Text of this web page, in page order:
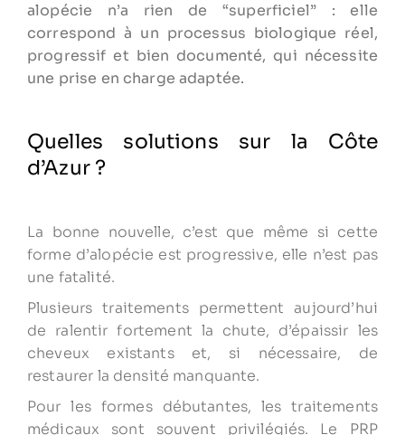
alopécie n’a rien de “superficiel” : elle
correspond à un processus biologique réel,
progressif et bien documenté, qui nécessite
une prise en charge adaptée.
Quelles solutions sur la Côte
d’Azur ?
La bonne nouvelle, c’est que même si cette
forme d’alopécie est progressive, elle n’est pas
une fatalité.
Plusieurs traitements permettent aujourd’hui
de ralentir fortement la chute, d’épaissir les
cheveux existants et, si nécessaire, de
restaurer la densité manquante.
Pour les formes débutantes, les traitements
médicaux sont souvent privilégiés. Le PRP